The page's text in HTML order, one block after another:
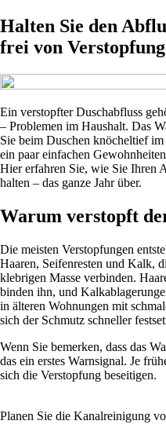
Halten Sie den
frei von
Ein verstopfter Duschabfluss
– Problemen im Haushalt. Das
Sie beim Duschen knöcheltief
ein paar einfachen
Hier erfahren Sie, wie Sie Ihren
halten – das ganze Jahr über.
Warum verstopft
Die meisten Verstopfungen
Haaren, Seifenresten und Kalk,
klebrigen Masse verbinden.
binden ihn, und
in älteren Wohnungen mit
sich der Schmutz schneller
Wenn Sie bemerken, dass das
das ein erstes Warnsignal. Je
sich die Verstopfung beseitigen.
Planen Sie die Kanalreinigung